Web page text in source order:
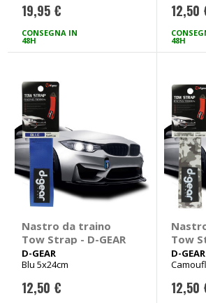
19,95 €
CONSEGNA IN
48H
12,50
48H
Nastro da traino
Tow Strap - D-GEAR
D-GEAR
Blu 5x24cm
12,50 €
Tow
D-GEAR
12,50